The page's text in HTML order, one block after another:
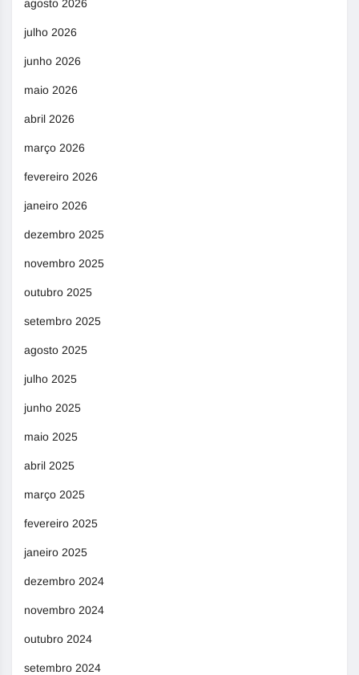
agosto 2026
julho 2026
junho 2026
maio 2026
abril 2026
março 2026
fevereiro 2026
janeiro 2026
dezembro 2025
novembro 2025
outubro 2025
setembro 2025
agosto 2025
julho 2025
junho 2025
maio 2025
abril 2025
março 2025
fevereiro 2025
janeiro 2025
dezembro 2024
novembro 2024
outubro 2024
setembro 2024